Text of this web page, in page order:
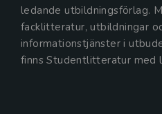
ledande utbildningsförlag.
facklitteratur, utbildningar
informationstjänster i
finns Studentlitteratur med